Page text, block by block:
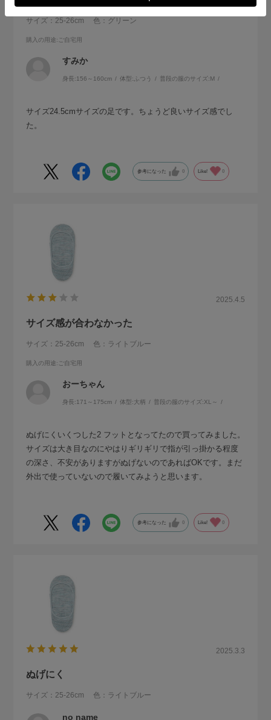
サイズ：25-26cm 色：グリーン
購入の用途:ご自宅用
すみか
身長:156～160cm 体型:ふつう 普段の服のサイズ:M
サイズ24.5cmサイズの足です。ちょうど良いサイズ感でし
た。
参考になった 0 Like! 0
2025.4.5
サイズ感が合わなかった
サイズ：25-26cm 色：ライトブルー
購入の用途:ご自宅用
おーちゃん
身長:171～175cm 体型:大柄 普段の服のサイズ:XL～
ぬげにくいくつした2 フットとなってたので買ってみました。
サイズは大き目なのにやはりギリギリで指が引っ掛かる程度
の深さ、不安がありますがぬげないのであればOKです。まだ
外出で使っていないので履いてみようと思います。
参考になった 0 Like! 0
2025.3.3
ぬげにく
サイズ：25-26cm 色：ライトブルー
no name